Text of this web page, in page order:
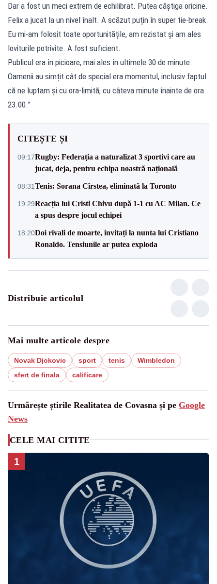
Dar a fost un meci extrem de echilibrat. Putea câștiga oricine.
Felix a jucat la un nivel înalt. A scăzut puțin în super tie-break.
Eu mi-am folosit toate oportunitățile, am rezistat și am ales
loviturile potrivite. A fost suficient.
Publicul era în picioare, mai ales în ultimele 30 de minute.
Oamenii au simțit cât de special era momentul, inclusiv faptul
că ne luptam și cu ora-limită, cu câteva minute înainte de ora
23.00.”
CITEȘTE ȘI
09:17Rugby: Federația a naturalizat 3 sportivi care au
jucat, deja, pentru echipa noastră națională
08:31Tenis: Sorana Cîrstea, eliminată la Toronto
19:29Reacția lui Cristi Chivu după 1-1 cu AC Milan. Ce
a spus despre jocul echipei
18:20Doi rivali de moarte, invitați la nunta lui Cristiano
Ronaldo. Tensiunile ar putea exploda
Distribuie articolul
Mai multe articole despre
Novak Djokovic sport tenis
Wimbledon
sfert de finala
calificare
Urmărește știrile Realitatea de Covasna și pe Google
News
CELE MAI CITITE
1